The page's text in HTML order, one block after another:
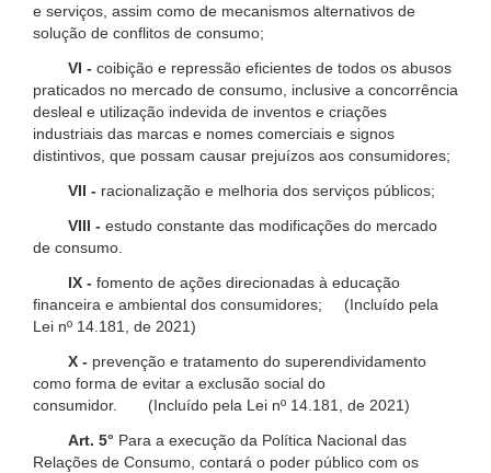
e serviços, assim como de mecanismos alternativos de
solução de conflitos de consumo;
VI - coibição e repressão eficientes de todos os abusos
praticados no mercado de consumo, inclusive a concorrência
desleal e utilização indevida de inventos e criações
industriais das marcas e nomes comerciais e signos
distintivos, que possam causar prejuízos aos consumidores;
VII - racionalização e melhoria dos serviços públicos;
VIII - estudo constante das modificações do mercado
de consumo.
IX - fomento de ações direcionadas à educação
financeira e ambiental dos consumidores; (Incluído pela
Lei nº 14.181, de 2021)
X - prevenção e tratamento do superendividamento
como forma de evitar a exclusão social do
consumidor. (Incluído pela Lei nº 14.181, de 2021)
Art. 5° Para a execução da Política Nacional das
Relações de Consumo, contará o poder público com os